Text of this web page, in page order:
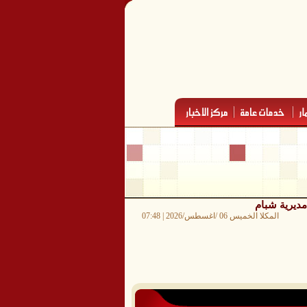
شبام
المكلا الخميس 06 /اغسطس/2026 | 07:48